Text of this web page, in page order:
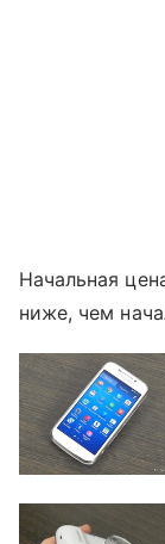
Начальная
ниже, чем